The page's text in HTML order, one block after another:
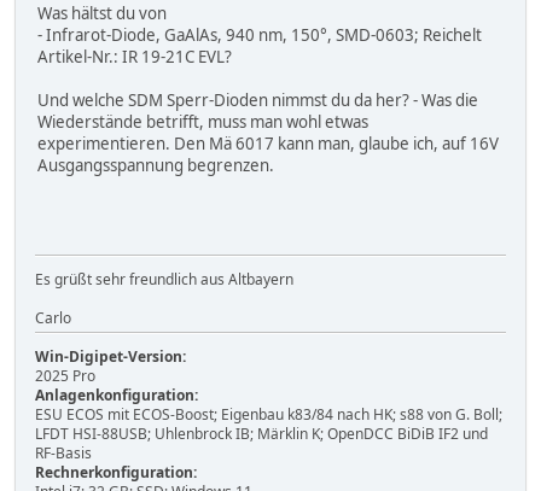
Was hältst du von
- Infrarot-Diode, GaAlAs, 940 nm, 150°, SMD-0603; Reichelt
Artikel-Nr.: IR 19-21C EVL?
Und welche SDM Sperr-Dioden nimmst du da her? - Was die
Wiederstände betrifft, muss man wohl etwas
experimentieren. Den Mä 6017 kann man, glaube ich, auf 16V
Ausgangsspannung begrenzen.
Es grüßt sehr freundlich aus Altbayern
Carlo
Win-Digipet-Version:
2025 Pro
Anlagenkonfiguration:
ESU ECOS mit ECOS-Boost; Eigenbau k83/84 nach HK; s88 von G. Boll;
LFDT HSI-88USB; Uhlenbrock IB; Märklin K; OpenDCC BiDiB IF2 und
RF-Basis
Rechnerkonfiguration: